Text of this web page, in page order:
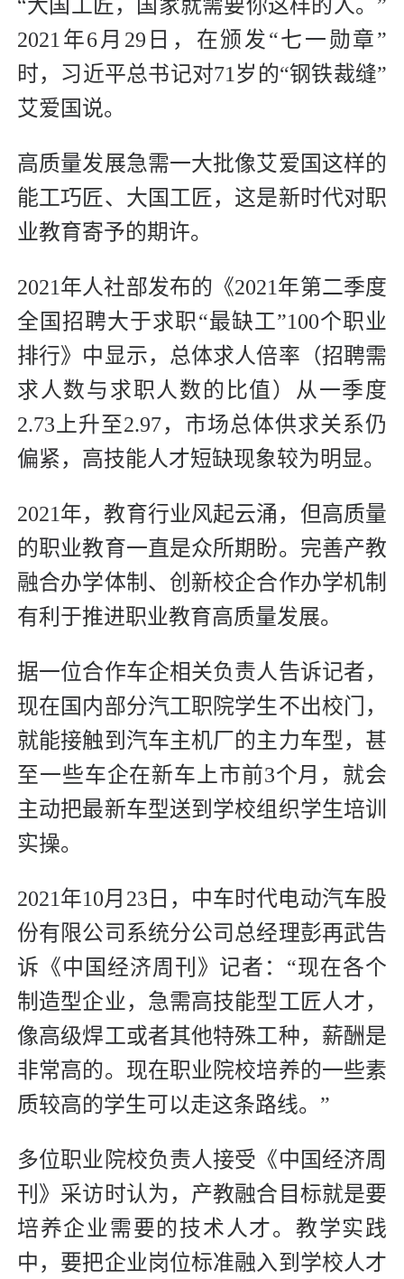
“大国工匠，国家就需要你这样的人。”
2021年6月29日，在颁发“七一勋章”
时，习近平总书记对71岁的“钢铁裁缝”
艾爱国说。
高质量发展急需一大批像艾爱国这样的
能工巧匠、大国工匠，这是新时代对职
业教育寄予的期许。
2021年人社部发布的《2021年第二季度
全国招聘大于求职“最缺工”100个职业
排行》中显示，总体求人倍率（招聘需
求人数与求职人数的比值）从一季度
2.73上升至2.97，市场总体供求关系仍
偏紧，高技能人才短缺现象较为明显。
2021年，教育行业风起云涌，但高质量
的职业教育一直是众所期盼。完善产教
融合办学体制、创新校企合作办学机制
有利于推进职业教育高质量发展。
据一位合作车企相关负责人告诉记者，
现在国内部分汽工职院学生不出校门，
就能接触到汽车主机厂的主力车型，甚
至一些车企在新车上市前3个月，就会
主动把最新车型送到学校组织学生培训
实操。
2021年10月23日，中车时代电动汽车股
份有限公司系统分公司总经理彭再武告
诉《中国经济周刊》记者：“现在各个
制造型企业，急需高技能型工匠人才，
像高级焊工或者其他特殊工种，薪酬是
非常高的。现在职业院校培养的一些素
质较高的学生可以走这条路线。”
多位职业院校负责人接受《中国经济周
刊》采访时认为，产教融合目标就是要
培养企业需要的技术人才。教学实践
中，要把企业岗位标准融入到学校人才